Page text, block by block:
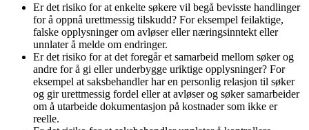
Er det risiko for at enkelte søkere vil begå bevisste handlinger
for å oppnå urettmessig tilskudd? For eksempel feilaktige,
falske opplysninger om avløser eller næringsinntekt eller
unnlater å melde om endringer.
Er det risiko for at det foregår et samarbeid mellom søker og
andre for å gi eller underbygge uriktige opplysninger? For
eksempel at saksbehandler har en personlig relasjon til søker
og gir urettmessig fordel eller at avløser og søker samarbeider
om å utarbeide dokumentasjon på kostnader som ikke er
reelle.